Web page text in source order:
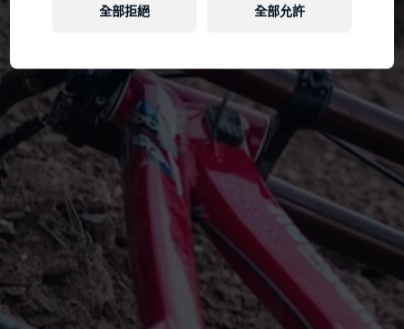
全部拒絕 全部允許